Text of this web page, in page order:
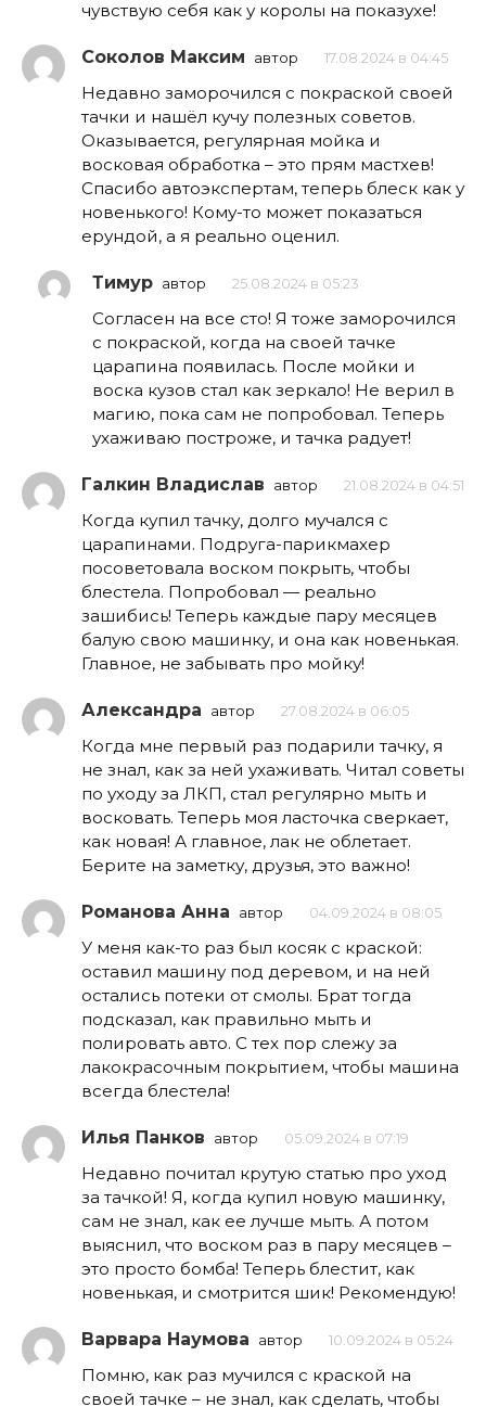
чувствую себя как у королы на показухе!
Соколов Максим автор 17.08.2024 в 04:45
Недавно заморочился с покраской своей
тачки и нашёл кучу полезных советов.
Оказывается, регулярная мойка и
восковая обработка – это прям мастхев!
Спасибо автоэкспертам, теперь блеск как у
новенького! Кому-то может показаться
ерундой, а я реально оценил.
Тимур автор 25.08.2024 в 05:23
Согласен на все сто! Я тоже заморочился
с покраской, когда на своей тачке
царапина появилась. После мойки и
воска кузов стал как зеркало! Не верил в
магию, пока сам не попробовал. Теперь
ухаживаю построже, и тачка радует!
Галкин Владислав автор 21.08.2024 в 04:51
Когда купил тачку, долго мучался с
царапинами. Подруга-парикмахер
посоветовала воском покрыть, чтобы
блестела. Попробовал — реально
зашибись! Теперь каждые пару месяцев
балую свою машинку, и она как новенькая.
Главное, не забывать про мойку!
Александра автор 27.08.2024 в 06:05
Когда мне первый раз подарили тачку, я
не знал, как за ней ухаживать. Читал советы
по уходу за ЛКП, стал регулярно мыть и
восковать. Теперь моя ласточка сверкает,
как новая! А главное, лак не облетает.
Берите на заметку, друзья, это важно!
Романова Анна автор 04.09.2024 в 08:05
У меня как-то раз был косяк с краской:
оставил машину под деревом, и на ней
остались потеки от смолы. Брат тогда
подсказал, как правильно мыть и
полировать авто. С тех пор слежу за
лакокрасочным покрытием, чтобы машина
всегда блестела!
Илья Панков автор 05.09.2024 в 07:19
Недавно почитал крутую статью про уход
за тачкой! Я, когда купил новую машинку,
сам не знал, как ее лучше мыть. А потом
выяснил, что воском раз в пару месяцев –
это просто бомба! Теперь блестит, как
новенькая, и смотрится шик! Рекомендую!
Варвара Наумова автор 10.09.2024 в 05:24
Помню, как раз мучился с краской на
своей тачке – не знал, как сделать, чтобы